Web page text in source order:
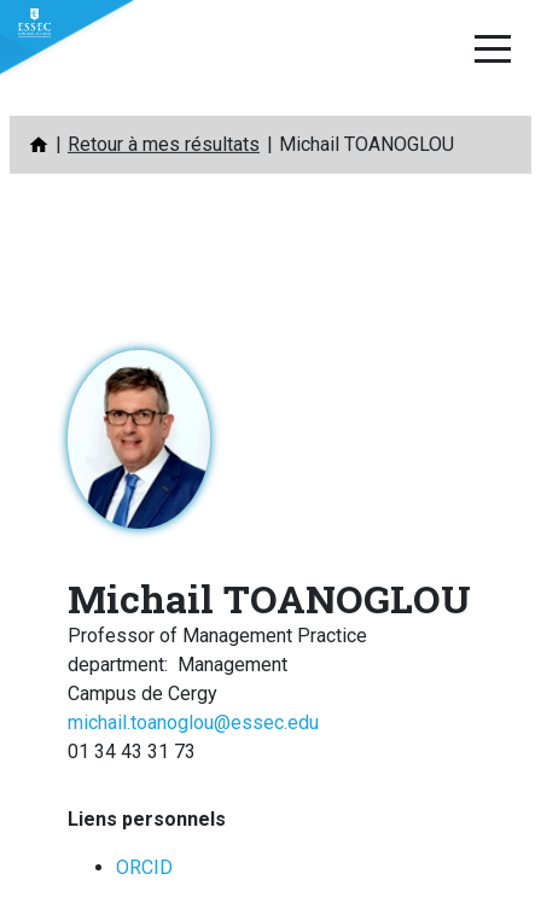
Aller
contenu
Retour à mes résultats Michail TOANOGLOU
Michail TOANOGLOU
Professor of Management Practice
department:
Management
Campus de Cergy
michail.toanoglou@essec.edu
01 34 43 31 73
Liens personnels
ORCID